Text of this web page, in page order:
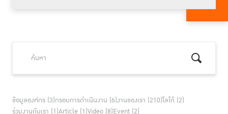
ข้อมูลองค์กร (3)กรอบการดำเนินงาน (6)งานของเรา (210)โลโก้ (2)
ร่วมงานกับเรา (1)Article (1)Video (8)Event (2)